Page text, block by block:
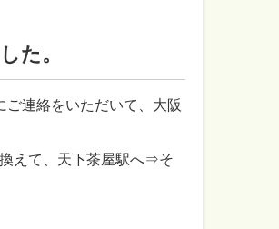
た。
連絡をいただいて、大阪
えて、天下茶屋駅へ⇒そ